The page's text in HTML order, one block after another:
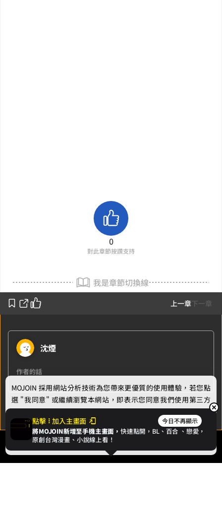
上一章下一章
0
對此章節按讚支持
我是章節切換線
沈煙
作者的話
點擊 加入主畫面 今日不再顯示
將MOJOIN新增至手機主畫面，快速點開，BL、 百合 、戀愛，
原創台灣漫畫、小說線上看！
MOJOIN 採用網站分析技術為您帶來更優質的使用體驗，若您點
選 "我同意" 或繼續瀏覽本網站，即表示您同意我們使用第三方
Cookie，欲瞭解更多資訊請見隱私權政策。
我同意